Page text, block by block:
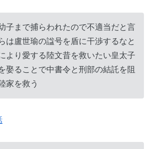
子まで捕らわれたので不適当だと言
は盧世瑜の諡号を盾に干渉するなと
より愛する陸文昔を救いたい皇太子
娶ることで中書令と刑部の結託を阻
家を救う